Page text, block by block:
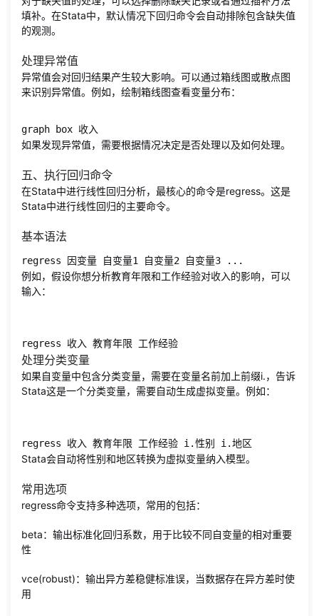
填补。在Stata中，默认情况下回归命令会自动排除包含缺失值
的观测。
处理异常值
异常值会对回归结果产生较大影响。可以通过箱线图或散点图
来识别异常值。例如，绘制箱线图查看变量分布：
graph box 收入
如果发现异常值，需要根据情况决定是否处理以及如何处理。
五、执行回归命令
在Stata中进行线性回归分析，最核心的命令是regress。这是
Stata中进行线性回归的主要命令。
基本语法
regress 因变量 自变量1 自变量2 自变量3 ...
例如，假设你想分析教育年限和工作经验对收入的影响，可以
输入：
regress 收入 教育年限 工作经验
处理分类变量
如果自变量中包含分类变量，需要在变量名前加上前缀i.，告诉
Stata这是一个分类变量，需要自动生成虚拟变量。例如：
regress 收入 教育年限 工作经验 i.性别 i.地区
Stata会自动将性别和地区转换为虚拟变量纳入模型。
常用选项
regress命令支持多种选项，常用的包括：
beta：输出标准化回归系数，用于比较不同自变量的相对重要
性
vce(robust)：输出异方差稳健标准误，当数据存在异方差时使
用